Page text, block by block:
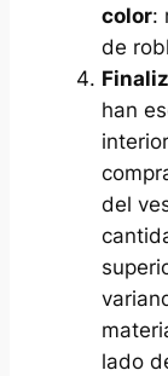
color:
de
han
del
lado